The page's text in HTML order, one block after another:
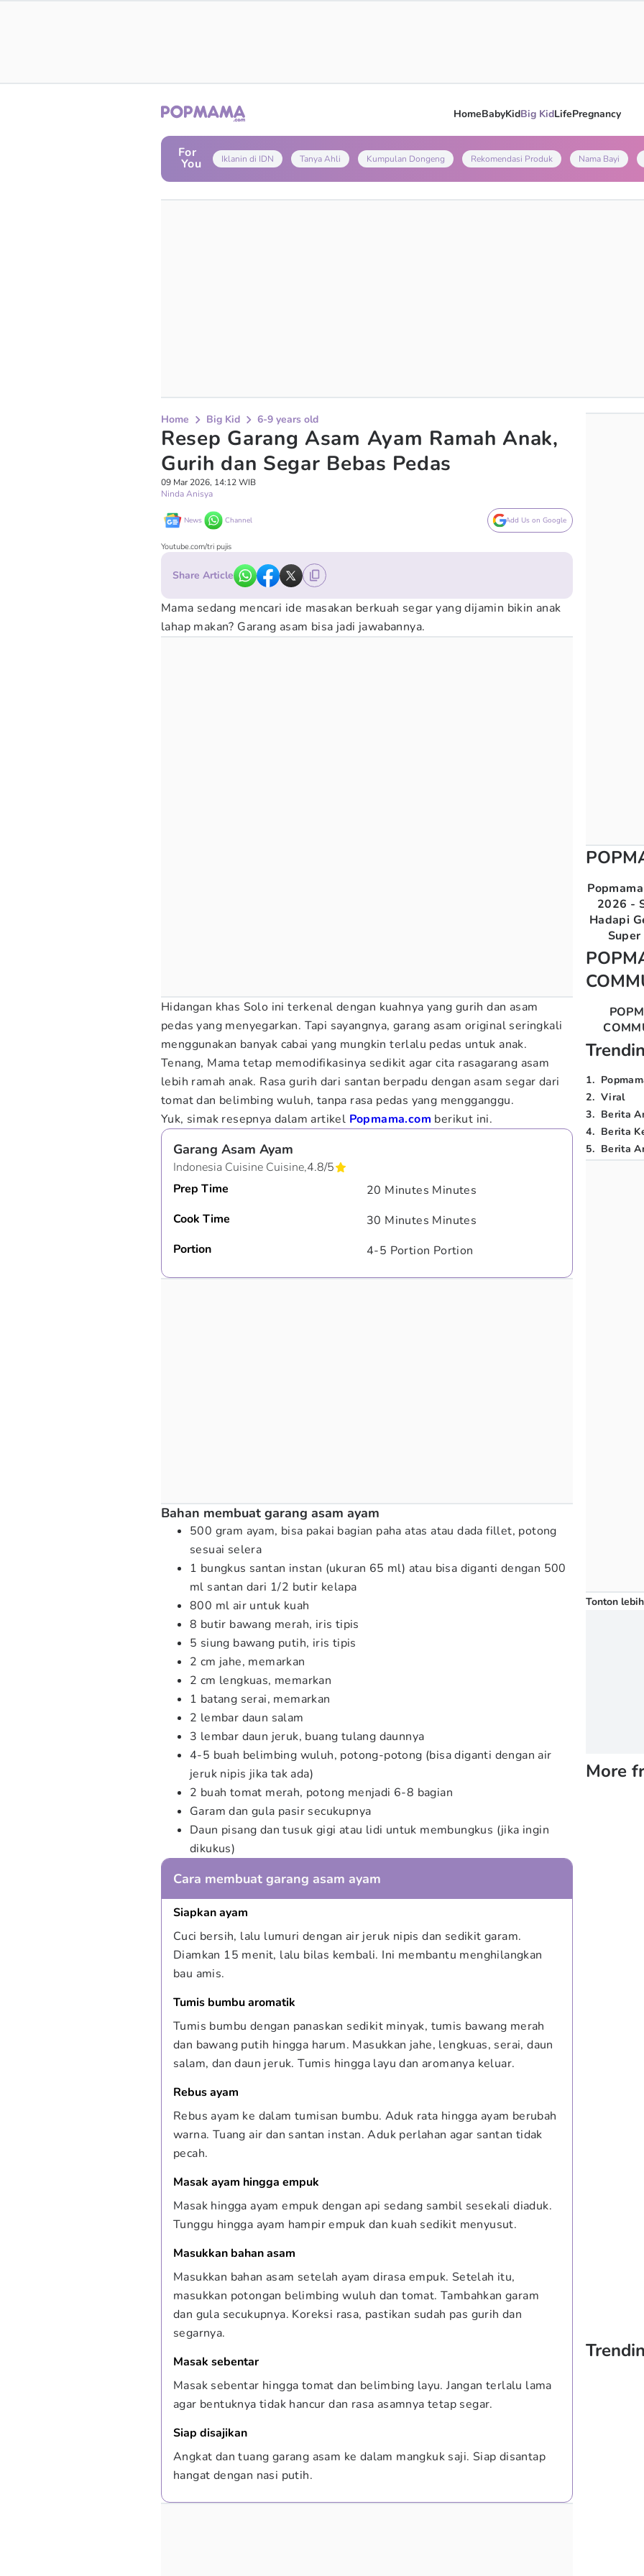
HomeBabyKidBig KidLifePregnancy
For
You Iklanin di IDN Tanya Ahli Kumpulan Dongeng Rekomendasi Produk Nama Bayi
Home Big Kid 6-9 years old
Resep Garang Asam Ayam Ramah Anak,
Gurih dan Segar Bebas Pedas
09 Mar 2026, 14:12 WIB
Ninda Anisya
News Channel Add Us on Google
Youtube.com/tri pujis
Share Article
Mama sedang mencari ide masakan berkuah segar yang dijamin bikin anak
lahap makan? Garang asam bisa jadi jawabannya.
Hidangan khas Solo ini terkenal dengan kuahnya yang gurih dan asam
pedas yang menyegarkan. Tapi sayangnya, garang asam original seringkali
menggunakan banyak cabai yang mungkin terlalu pedas untuk anak.
Tenang, Mama tetap memodifikasinya sedikit agar cita rasagarang asam
lebih ramah anak. Rasa gurih dari santan berpadu dengan asam segar dari
tomat dan belimbing wuluh, tanpa rasa pedas yang mengganggu.
Yuk, simak resepnya dalam artikel Popmama.com berikut ini.
Garang Asam Ayam
Indonesia Cuisine Cuisine,4.8/5
Prep Time
20 Minutes Minutes
Cook Time
30 Minutes Minutes
Portion
4-5 Portion Portion
Bahan membuat garang asam ayam
500 gram ayam, bisa pakai bagian paha atas atau dada fillet, potong
sesuai selera
1 bungkus santan instan (ukuran 65 ml) atau bisa diganti dengan 500
ml santan dari 1/2 butir kelapa
800 ml air untuk kuah
8 butir bawang merah, iris tipis
5 siung bawang putih, iris tipis
2 cm jahe, memarkan
2 cm lengkuas, memarkan
1 batang serai, memarkan
2 lembar daun salam
3 lembar daun jeruk, buang tulang daunnya
4-5 buah belimbing wuluh, potong-potong (bisa diganti dengan air
jeruk nipis jika tak ada)
2 buah tomat merah, potong menjadi 6-8 bagian
Garam dan gula pasir secukupnya
Daun pisang dan tusuk gigi atau lidi untuk membungkus (jika ingin
dikukus)
Cara membuat garang asam ayam
Siapkan ayam
Cuci bersih, lalu lumuri dengan air jeruk nipis dan sedikit garam.
Diamkan 15 menit, lalu bilas kembali. Ini membantu menghilangkan
bau amis.
Tumis bumbu aromatik
Tumis bumbu dengan panaskan sedikit minyak, tumis bawang merah
dan bawang putih hingga harum. Masukkan jahe, lengkuas, serai, daun
salam, dan daun jeruk. Tumis hingga layu dan aromanya keluar.
Rebus ayam
Rebus ayam ke dalam tumisan bumbu. Aduk rata hingga ayam berubah
warna. Tuang air dan santan instan. Aduk perlahan agar santan tidak
pecah.
Masak ayam hingga empuk
Masak hingga ayam empuk dengan api sedang sambil sesekali diaduk.
Tunggu hingga ayam hampir empuk dan kuah sedikit menyusut.
Masukkan bahan asam
Masukkan bahan asam setelah ayam dirasa empuk. Setelah itu,
masukkan potongan belimbing wuluh dan tomat. Tambahkan garam
dan gula secukupnya. Koreksi rasa, pastikan sudah pas gurih dan
segarnya.
Masak sebentar
Masak sebentar hingga tomat dan belimbing layu. Jangan terlalu lama
agar bentuknya tidak hancur dan rasa asamnya tetap segar.
Siap disajikan
Angkat dan tuang garang asam ke dalam mangkuk saji. Siap disantap
hangat dengan nasi putih.
2026 -
Hadapi
1.
2. Viral
3. Berita
4. Berita
5. Berita
Tonton
More